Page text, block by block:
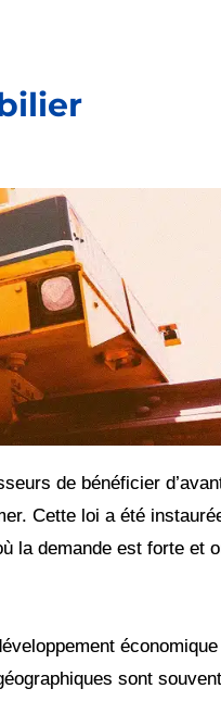
de bénéficier
Cette loi a été
la demande est forte et
sont